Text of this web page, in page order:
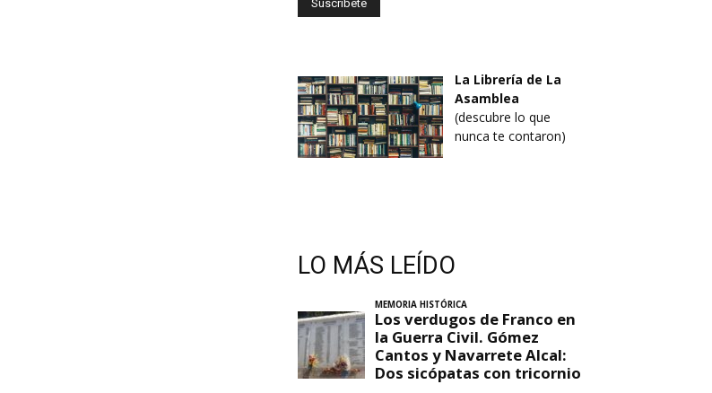
La Librería de La
Asamblea
(descubre lo que
nunca te contaron)
LO MÁS LEÍDO